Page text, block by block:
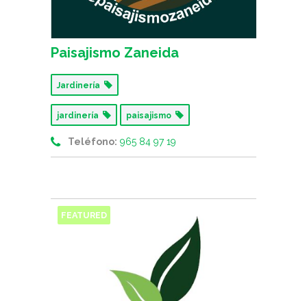
Paisajismo Zaneida
Jardinería
jardinería paisajismo
Teléfono: 965 84 97 19
FEATURED